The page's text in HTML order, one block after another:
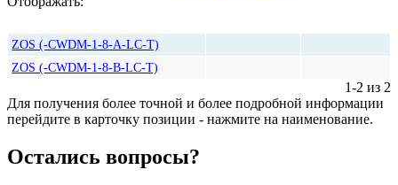
ZOS (-CWDM-1-8-A-LC-T)
ZOS (-CWDM-1-8-B-LC-T)
1-2 из 2
Для получения более точной и более подробной информации
перейдите в карточку позиции - нажмите на наименование.
Остались вопросы?